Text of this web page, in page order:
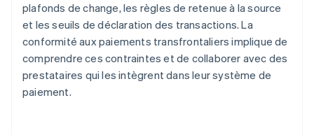
plafonds de change, les règles de retenue à la source
et les seuils de déclaration des transactions. La
conformité aux paiements transfrontaliers implique de
comprendre ces contraintes et de collaborer avec des
prestataires qui les intègrent dans leur système de
paiement.